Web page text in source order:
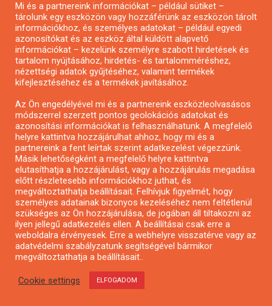
Pályázatírás civil szervezeteknek
Pályázatírás önkormányzatoknak
Pályázatfigyelés
Specifikus pályázatfigyelés vagy hírlevél
Pályázatok magánszemélyeknek
Pályázatok civil szervezeteknek
Pályázatok vállalkozásoknak
Önkormányzati pályázatok
Mezőgazdasági pályázatok
Falusi turizmus pályázatok
Napelem pályázatok
GINOP pályázatok
Copyright © All rights reserved.
Mi és a partnereink információkat – például sütiket –
tárolunk egy eszközön vagy hozzáférünk az eszközön tárolt
információkhoz, és személyes adatokat – például egyedi
azonosítókat és az eszköz által küldött alapvető
információkat – kezelünk személyre szabott hirdetések és
tartalom nyújtásához, hirdetés- és tartalomméréshez,
nézettségi adatok gyűjtéséhez, valamint termékek
kifejlesztéséhez és a termékek javításához.
Az Ön engedélyével mi és a partnereink eszközleolvasásos
módszerrel szerzett pontos geolokációs adatokat és
azonosítási információkat is felhasználhatunk. A megfelelő
helyre kattintva hozzájárulhat ahhoz, hogy mi és a
partnereink a fent leírtak szerint adatkezelést végezzünk.
Másik lehetőségként a megfelelő helyre kattintva
elutasíthatja a hozzájárulást, vagy a hozzájárulás megadása
előtt részletesebb információkhoz juthat, és
megváltoztathatja beállításait. Felhívjuk figyelmét, hogy
személyes adatainak bizonyos kezeléséhez nem feltétlenül
szükséges az Ön hozzájárulása, de jogában áll tiltakozni az
ilyen jellegű adatkezelés ellen. A beállításai csak erre a
weboldalra érvényesek. Erre a webhelyre visszatérve vagy az
adatvédelmi szabályzatunk segítségével bármikor
megváltoztathatja a beállításait..
Cookie settings ELFOGADOM